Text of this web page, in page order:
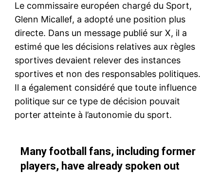
Le commissaire européen chargé du Sport,
Glenn Micallef, a adopté une position plus
directe. Dans un message publié sur X, il a
estimé que les décisions relatives aux règles
sportives devaient relever des instances
sportives et non des responsables politiques.
Il a également considéré que toute influence
politique sur ce type de décision pouvait
porter atteinte à l’autonomie du sport.
Many football fans, including former
players, have already spoken out